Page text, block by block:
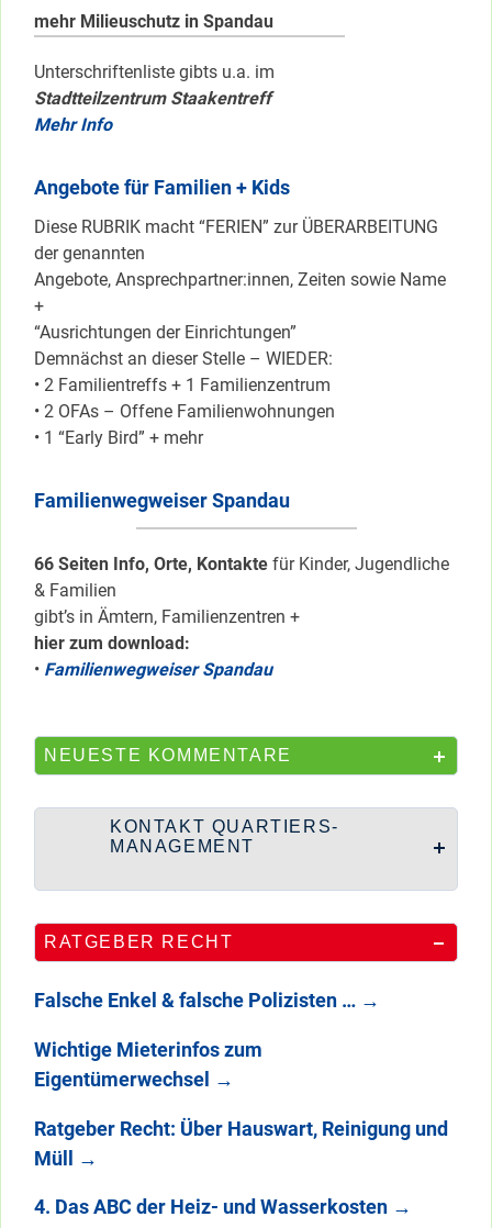
mehr Milieuschutz in Spandau
Unterschriftenliste gibts u.a. im
Stadtteilzentrum Staakentreff
Mehr Info
Angebote für Familien + Kids
Diese RUBRIK macht “FERIEN” zur ÜBERARBEITUNG
der genannten
Angebote, Ansprechpartner:innen, Zeiten sowie Name
+
“Ausrichtungen der Einrichtungen”
Demnächst an dieser Stelle – WIEDER:
• 2 Familientreffs + 1 Familienzentrum
• 2 OFAs – Offene Familienwohnungen
• 1 “Early Bird” + mehr
Familienwegweiser Spandau
66 Seiten Info, Orte, Kontakte für Kinder, Jugendliche
& Familien
gibt’s in Ämtern, Familienzentren +
hier zum download:
• Familienwegweiser Spandau
NEUESTE KOMMENTARE
KONTAKT QUARTIERS-
MANAGEMENT
RATGEBER RECHT
Falsche Enkel & falsche Polizisten … →
Wichtige Mieterinfos zum
Eigentümerwechsel →
Ratgeber Recht: Über Hauswart, Reinigung und
Müll →
4. Das ABC der Heiz- und Wasserkosten →